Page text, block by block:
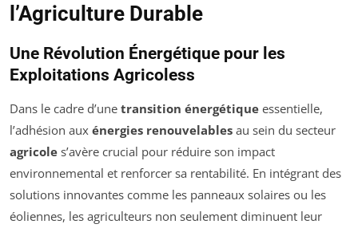
l’Agriculture Durable
Une Révolution Énergétique pour les
Exploitations Agricoless
Dans le cadre d’une transition énergétique essentielle,
l’adhésion aux énergies renouvelables au sein du secteur
agricole s’avère crucial pour réduire son impact
environnemental et renforcer sa rentabilité. En intégrant des
solutions innovantes comme les panneaux solaires ou les
éoliennes, les agriculteurs non seulement diminuent leur